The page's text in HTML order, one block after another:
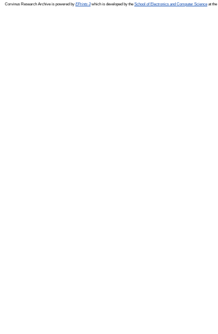
Corvinus Research Archive is powered by EPrints 3which is developed by the School of Electronics and Computer Science at